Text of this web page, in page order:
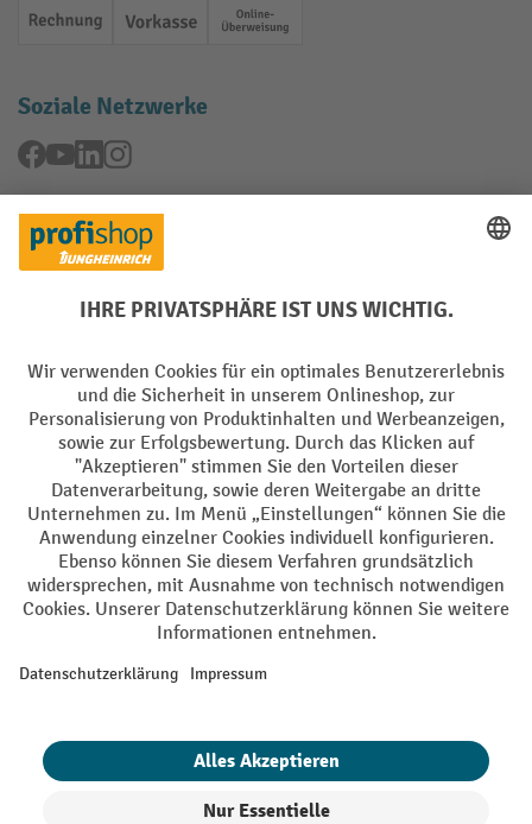
Rechnung Vorkasse Online-Überweisung
Soziale Netzwerke
Facebook
YouTubeLinkedInInstagram
Rücknahme-Services
Elektrogeräte Rückname
Batterie Rückname
AGB Impressum Datenschutz
Barrierefreiheit Grounding Page Privacy Settings
Alle Preise exkl. gesetzl. Mehrwertsteuer zzgl.Versandkosten und ggf.
Nachnahmegebühren, wenn nicht anders angegeben.
¹ Der Rabatt gilt so lange der Vorrat reicht. Der Rabatt gilt nicht auf
Erstregistrierung für den Newsletter gewährt. Der Gutschein ist 10
Tage gültig und kann ab einem Netto-Bestellwert von 250,- € online
eingelöst werden. Die Höhe des Rabatts variiert je nach